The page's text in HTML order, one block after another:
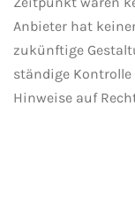
Anbieter hat
zukünftige
ständige
Hinweise auf